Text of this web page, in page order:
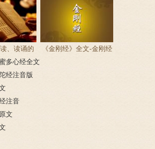
、读诵的
《金刚经》全文-金刚经
多心经全文
经注音版
注音
文